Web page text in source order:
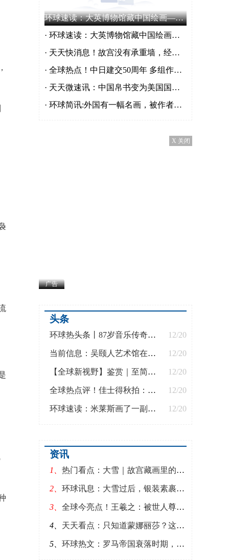
环球速读：大英博物馆藏中国绘画——石涛、吴历、冷枚等
· 环球速读：大英博物馆藏中国绘画——石涛、吴历、冷枚等
· 天天快消息！故宫没有承重墙，经历数百次的地震，为何依然能够完好无损？
· 全球热点！中日建交50周年 多组作品首次来华 “感官次元” 在上海开幕
· 天天微速讯：中国帛书变为美国国宝？记载内容匪夷所思，如今却仍然流失在外
· 环球简讯:外国有一幅名画，被作者画四个版本，还描绘了100年后发生的事情
广告
X 关闭
头条
12/20
环球热头条丨87岁音乐传奇小泽征尔终返舞台，无人不泪：“纳天地于方寸，以羸弱举千钧”
12/20
当前信息：吴颐人艺术馆在沪开幕，两百多作品呈现“桑梓情”
12/20
【全球新视野】鉴赏｜至简至美，古代陶瓷史上的“中国白”
12/20
全球热点评！佳士得秋拍：冰凉的市场与“冰上”的米切尔
12/20
环球速读：米莱斯画了一副《苹果花》，漂亮的油画背后，还隐藏着一个秘密
资讯
1、 热门看点：大雪｜故宫藏画里的苍松：拔地干霄势，清阴覆绿苔
2、 环球讯息：大雪过后，银装素裹，分外妖娆！
3、 全球今亮点！王羲之：被世人尊称一代书圣，《兰亭集序》背后故事，你知道多少
4、 天天看点：只知道蒙娜丽莎？这些珍贵的手稿带你认识作为工程师的达芬奇
5、 环球热文：罗马帝国衰落时期，这些建筑被入侵者摧毁、留下文化交汇的印记